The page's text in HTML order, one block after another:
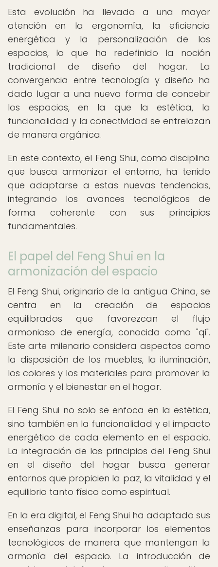
Esta evolución ha llevado a una mayor
atención en la ergonomía, la eficiencia
energética y la personalización de los
espacios, lo que ha redefinido la noción
tradicional de diseño del hogar. La
convergencia entre tecnología y diseño ha
dado lugar a una nueva forma de concebir
los espacios, en la que la estética, la
funcionalidad y la conectividad se entrelazan
de manera orgánica.
En este contexto, el Feng Shui, como disciplina
que busca armonizar el entorno, ha tenido
que adaptarse a estas nuevas tendencias,
integrando los avances tecnológicos de
forma coherente con sus principios
fundamentales.
El papel del Feng Shui en la
armonización del espacio
El Feng Shui, originario de la antigua China, se
centra en la creación de espacios
equilibrados que favorezcan el flujo
armonioso de energía, conocida como "qi".
Este arte milenario considera aspectos como
la disposición de los muebles, la iluminación,
los colores y los materiales para promover la
armonía y el bienestar en el hogar.
El Feng Shui no solo se enfoca en la estética,
sino también en la funcionalidad y el impacto
energético de cada elemento en el espacio.
La integración de los principios del Feng Shui
en el diseño del hogar busca generar
entornos que propicien la paz, la vitalidad y el
equilibrio tanto físico como espiritual.
En la era digital, el Feng Shui ha adaptado sus
enseñanzas para incorporar los elementos
tecnológicos de manera que mantengan la
armonía del espacio. La introducción de